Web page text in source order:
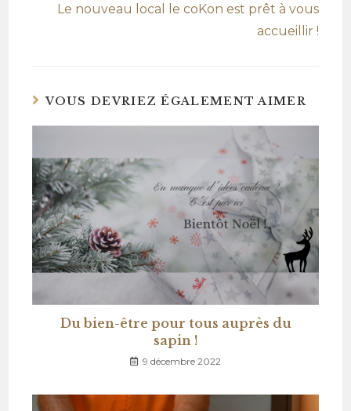
Le nouveau local le coKon est prêt à vous
accueillir !
VOUS DEVRIEZ ÉGALEMENT AIMER
Du bien-être pour tous auprès du
sapin !
9 décembre 2022